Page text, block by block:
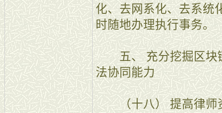
化、去网系化、去系统
时随地办理执行事务。
五、 充分挖掘区块链
法协同能力
（十八） 提高律师资